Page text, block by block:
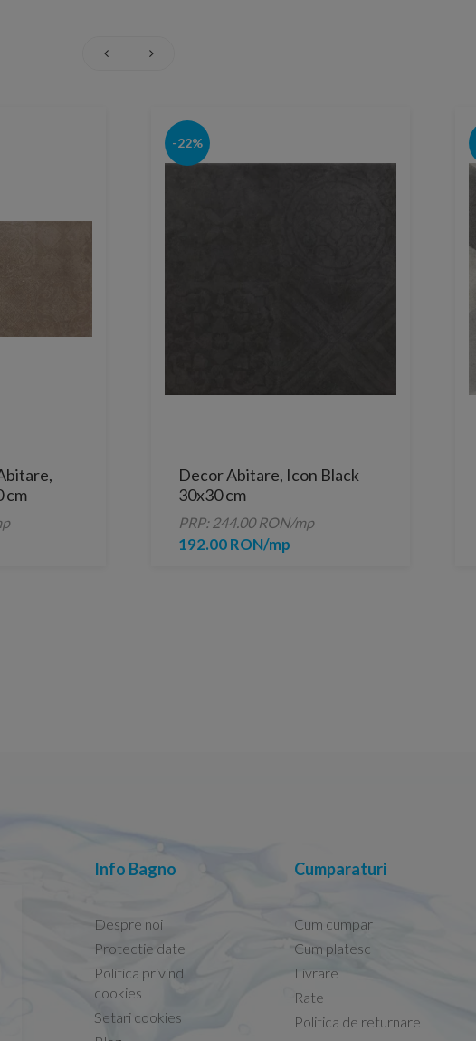
cm
-22%
Decor Abitare, Icon Black
30x30 cm
PRP: 244.00 RON/mp
192.00 RON/mp
Conform descrierii!
13.02.2026
Info Bagno
Despre noi
Protectie date
Politica privind
cookies
Setari cookies
Cumparaturi
Cum cumpar
Cum platesc
Livrare
Rate
Politica de returnare